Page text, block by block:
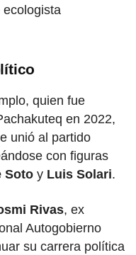
ecologista
quien fue
en 2022,
unió al partido
con figuras
Soto y Luis Solari.
Rivas, ex
Autogobierno
su carrera política